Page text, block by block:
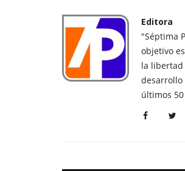
Editora
"Séptima
objetivo
la libertad
desarrollo
últimos